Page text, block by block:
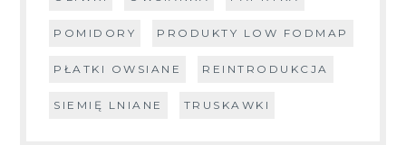
POMIDORY PRODUKTY LOW FODMAP
PŁATKI OWSIANE REINTRODUKCJA
SIEMIĘ LNIANE TRUSKAWKI